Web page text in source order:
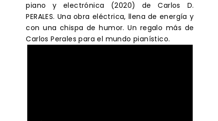
piano y electrónica (2020) de Carlos D.
PERALES. Una obra eléctrica, llena de energía y
con una chispa de humor. Un regalo más de
Carlos Perales para el mundo pianístico.